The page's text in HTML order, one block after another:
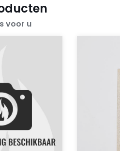
voor u